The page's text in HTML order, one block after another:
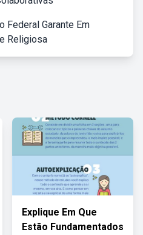
Federal Garante Em
Religiosa
Explique Em Que
Estão Fundamentados